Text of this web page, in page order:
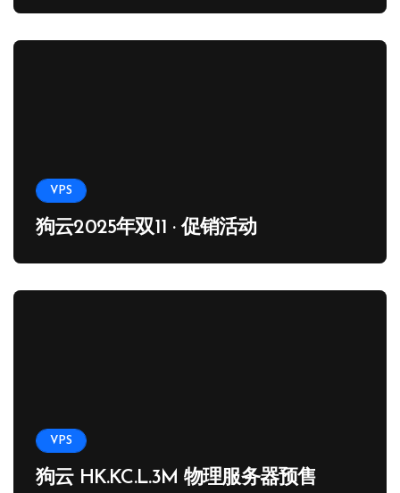
VPS
狗云2025年双11 · 促销活动
VPS
狗云 HK.KC.L.3M 物理服务器预售